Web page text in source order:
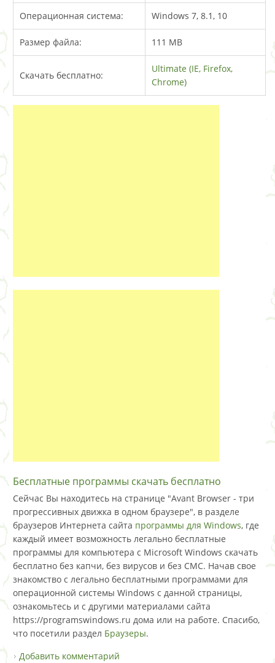
Операционная система: Windows 7, 8.1, 10
Размер файла: 111 MB
Скачать бесплатно:
Ultimate (IE, Firefox,
Chrome)
Бесплатные программы скачать бесплатно
Сейчас Вы находитесь на странице "Avant Browser - три
прогрессивных движка в одном браузере", в разделе
браузеров Интернета сайта программы для Windows, где
каждый имеет возможность легально бесплатные
программы для компьютера с Microsoft Windows скачать
бесплатно без капчи, без вирусов и без СМС. Начав свое
знакомство с легально бесплатными программами для
операционной системы Windows с данной страницы,
ознакомьтесь и с другими материалами сайта
https://programswindows.ru дома или на работе. Спасибо,
что посетили раздел Браузеры.
Добавить комментарий